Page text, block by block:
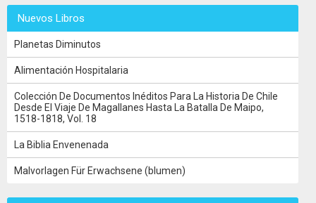
Nuevos Libros
Planetas Diminutos
Alimentación Hospitalaria
Colección De Documentos Inéditos Para La Historia De Chile
Desde El Viaje De Magallanes Hasta La Batalla De Maipo,
1518-1818, Vol. 18
La Biblia Envenenada
Malvorlagen Für Erwachsene (blumen)